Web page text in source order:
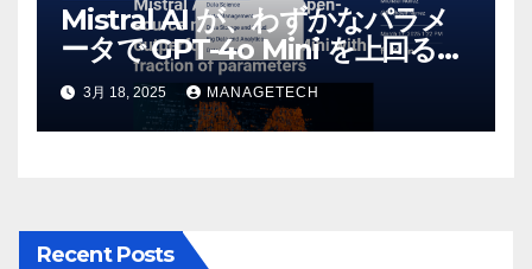
Mistral AI が、わずかなパラメ
ータで GPT-4o Mini を上回る新
しいオープンソース モデルをリ
リース | VentureBeat
3月 18, 2025 MANAGETECH
Recent Posts